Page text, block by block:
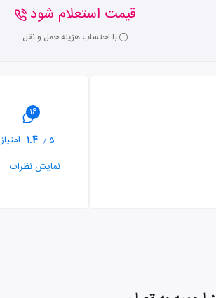
قیمت استعلام شود
با احتساب هزینه حمل و نقل
16
5 /
1.4 امتیاز
نمایش نظرات